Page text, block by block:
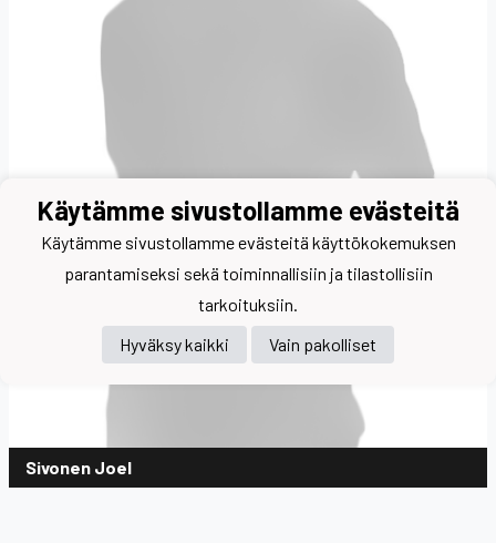
Sivonen Joel
Käytämme sivustollamme evästeitä
Käytämme sivustollamme evästeitä käyttökokemuksen
parantamiseksi sekä toiminnallisiin ja tilastollisiin
tarkoituksiin.
Hyväksy kaikki
Vain pakolliset